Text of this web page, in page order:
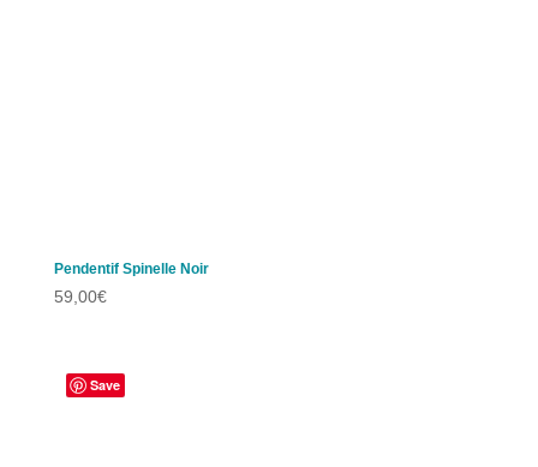
Pendentif Spinelle Noir
59,00€
Save